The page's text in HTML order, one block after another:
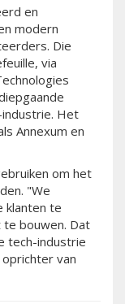
en
modern
Die
via
Het
Annexum en
om het
"We
klanten te
bouwen. Dat
tech-industrie
van